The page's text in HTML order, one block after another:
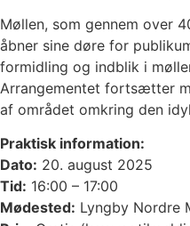
Møllen, som gennem over
åbner sine døre for
formidling og indblik i
Arrangementet fortsætter
af området omkring den
Praktisk information:
Dato: 20. august 2025
Tid: 16:00 – 17:00
Mødested: Lyngby Nordre